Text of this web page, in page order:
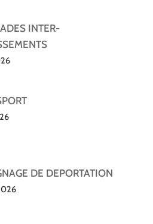
INTER-
DE DEPORTATION